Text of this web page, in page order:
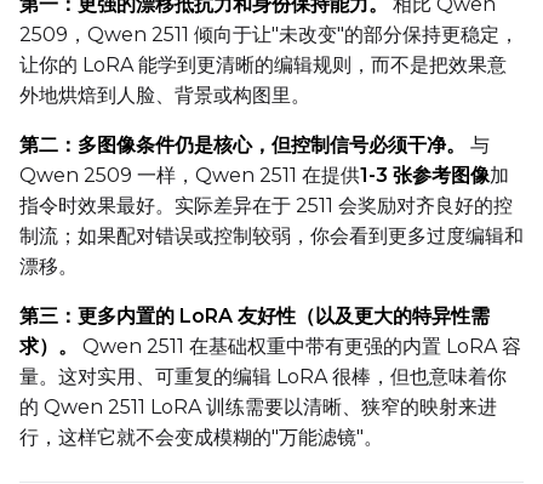
AdamW8Bit
Learning Rate
Weight Decay
Weighted
Timestep Bias
Balanced
Loss Type
第一：更强的漂移抵抗力和身份保持能力。
相比 Qwen
2509，Qwen 2511 倾向于让"未改变"的部分保持更稳定，
让你的 LoRA 能学到更清晰的编辑规则，而不是把效果意
外地烘焙到人脸、背景或构图里。
第二：多图像条件仍是核心，但控制信号必须干净。
与
Qwen 2509 一样，Qwen 2511 在提供1-3 张参考图像加
指令时效果最好。实际差异在于 2511 会奖励对齐良好的控
制流；如果配对错误或控制较弱，你会看到更多过度编辑和
漂移。
第三：更多内置的 LoRA 友好性（以及更大的特异性需
求）。
Qwen 2511 在基础权重中带有更强的内置 LoRA 容
量。这对实用、可重复的编辑 LoRA 很棒，但也意味着你
的 Qwen 2511 LoRA 训练需要以清晰、狭窄的映射来进
行，这样它就不会变成模糊的"万能滤镜"。